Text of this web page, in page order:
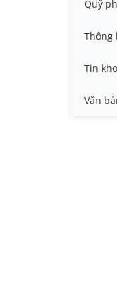
Sở
Hội
Quỹ
Thông
Tin
Văn